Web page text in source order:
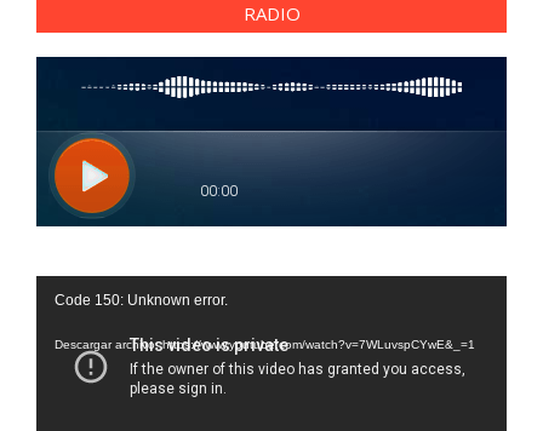
RADIO
Reproductor
vídeo
Code 150: Unknown error.
Descargar archivo: https://www.youtube.com/watch?v=7WLuvspCYwE&_=1